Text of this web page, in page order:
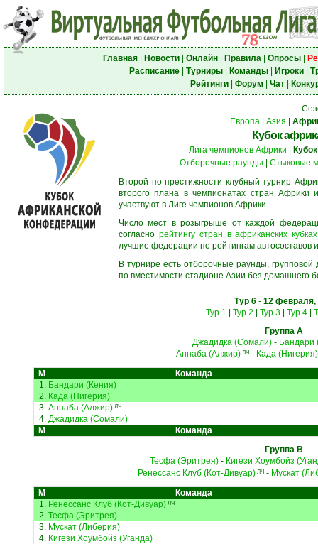
Главная| Новости| Онлайн| Правила| Опросы|
Расписание| Турниры| Команды| Игроки|
Рейтинги| Форум Чат|
Европа
Азия
Кубок
Лига чемпионов Африки
Отборочные раунды
Стыковые
Второй по престижности клубный турнир
второго плана в чемпионатах стран Африки
участвуют в Лиге чемпионов Африки.
Число мест в розыгрыше от каждой
согласно рейтингу стран в африканских кубках
лучшие федерации по рейтингам автосоставов
В турнире есть отборочные раунды,
по вместимости стадионе Азии без домашнего
Тур 6- 12 февраля,
Тур 1
Тур 2 Тур 3| Тур 4|
Группа A
Джадидка (Сомали)- Бандари
Аннаба (Алжир) ЛЧ - Када (Нигерия)
М
Команда
1. Бандари (Кения)
2. Када (Нигерия)
3. Аннаба (Алжир)ЛЧ
4. Джадидка (Сомали)
М
Команда
Группа B
Тесфа (Эритрея) - Кигези Хоумбойз
Ренессанс Клуб (Кот-Дивуар)ЛЧ- Мускат
М
Команда
1. Ренессанс Клуб (Кот-Дивуар)ЛЧ
2. Тесфа (Эритрея)
3. Мускат (Либерия)
4. Кигези Хоумбойз (Уганда)